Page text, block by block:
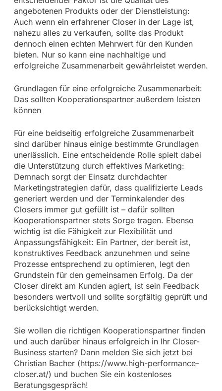
angebotenen Produkts oder der Dienstleistung:
Auch wenn ein erfahrener Closer in der Lage ist,
nahezu alles zu verkaufen, sollte das Produkt
dennoch einen echten Mehrwert für den Kunden
bieten. Nur so kann eine nachhaltige und
erfolgreiche Zusammenarbeit gewährleistet werden.
Grundlagen für eine erfolgreiche Zusammenarbeit:
Das sollten Kooperationspartner außerdem leisten
können
Für eine beidseitig erfolgreiche Zusammenarbeit
sind darüber hinaus einige bestimmte Grundlagen
unerlässlich. Eine entscheidende Rolle spielt dabei
die Unterstützung durch effektives Marketing:
Demnach sorgt der Einsatz durchdachter
Marketingstrategien dafür, dass qualifizierte Leads
generiert werden und der Terminkalender des
Closers immer gut gefüllt ist – dafür sollten
Kooperationspartner stets Sorge tragen. Ebenso
wichtig ist die Fähigkeit zur Flexibilität und
Anpassungsfähigkeit: Ein Partner, der bereit ist,
konstruktives Feedback anzunehmen und seine
Prozesse entsprechend zu optimieren, legt den
Grundstein für den gemeinsamen Erfolg. Da der
Closer direkt am Kunden agiert, ist sein Feedback
besonders wertvoll und sollte sorgfältig geprüft und
berücksichtigt werden.
Sie wollen die richtigen Kooperationspartner finden
und auch darüber hinaus erfolgreich in Ihr Closer-
Business starten? Dann melden Sie sich jetzt bei
Christian Bacher (https://www.high-performance-
closer.at/) und buchen Sie ein kostenloses
Beratungsgespräch!